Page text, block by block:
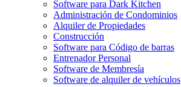
Software para Dark Kitchen
Administración de Condominios
Alquiler de Propiedades
Construcción
Software para Código de barras
Entrenador Personal
Software de Membresía
Software de alquiler de vehículos